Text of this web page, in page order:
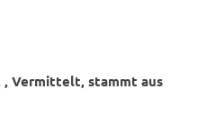
, Vermittelt, stammt aus